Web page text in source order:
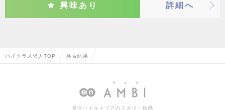
興味あり 詳細へ
ハイクラス求人TOP 検索結果
若手ハイキャリアのスカウト転職